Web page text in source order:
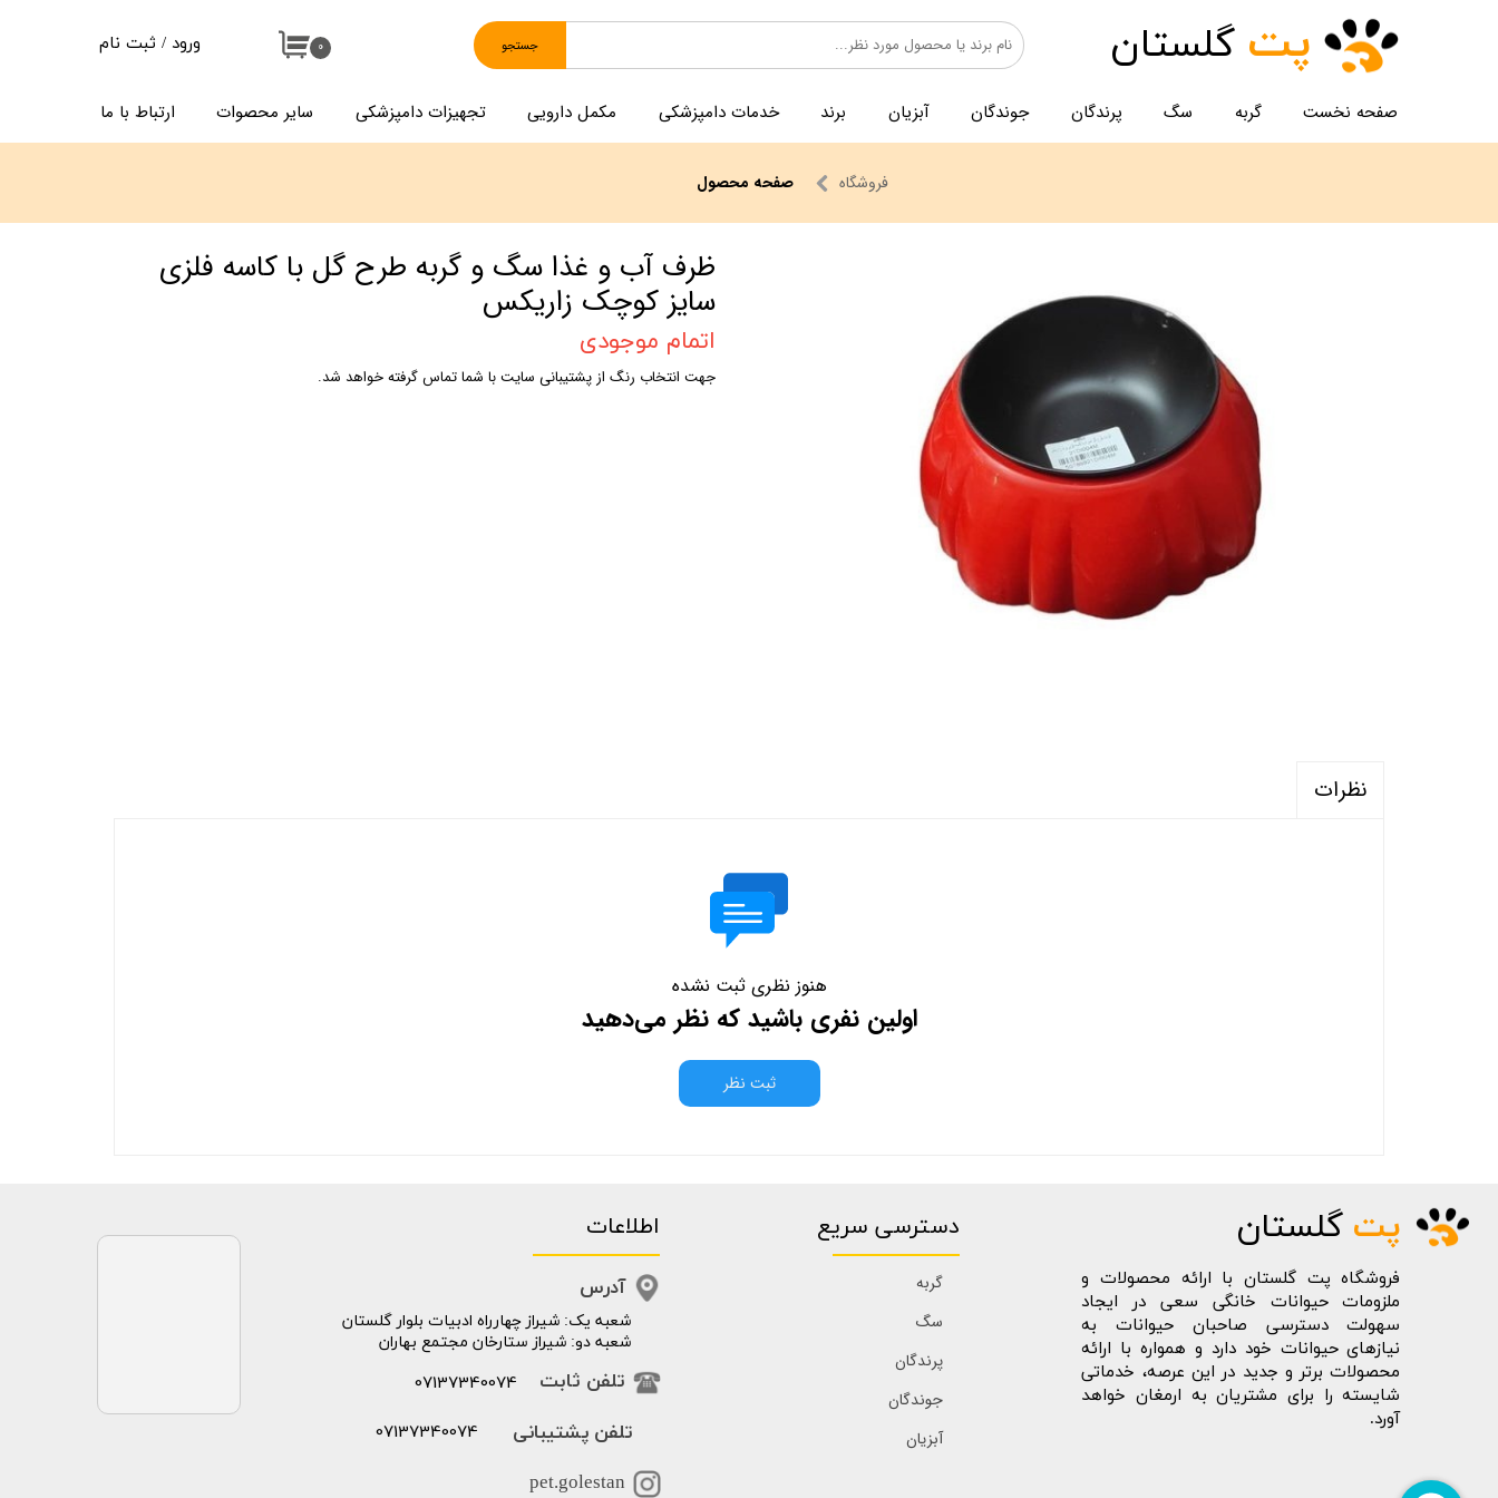
صفحه نخست گربه سگ پرندگان جوندگان آبزیان برند خدمات دامپزشکی مکمل دارویی تجهیزات دامپزشکی سایر محصوات ارتباط با ما
۰ جستجو پت گلستان ورود / ثبت نام
تغییر گذر واژه
فروشگاه صفحه محصول
ظرف آب و غذا سگ و گربه طرح گل با کاسه فلزی
سایز کوچک زاریکس
اتمام موجودی
جهت انتخاب رنگ از پشتیبانی سایت با شما تماس گرفته خواهد شد.
نظرات
هنوز نظری ثبت نشده
اولین نفری باشید که نظر می‌دهید
ثبت نظر
پت گلستان
فروشگاه پت گلستان با ارائه محصولات و
ملزومات حیوانات خانگی سعی در ایجاد
سهولت دسترسی صاحبان حیوانات به
نیازهای حیوانات خود دارد و همواره با ارائه
محصولات برتر و جدید در این عرصه، خدماتی
شایسته را برای مشتریان به ارمغان خواهد
آورد.
دسترسی سریع
گربه
سگ
پرندگان
جوندگان
آبزیان
​​شعبه یک: شیراز چهارراه ادبیات بلوار گلستان
شعبه دو: شیراز ستارخان مجتمع بهاران
اطلاعات
آدرس
تلفن ثابت 07137340074
pet.golestan
تلفن پشتیبانی 07137340074